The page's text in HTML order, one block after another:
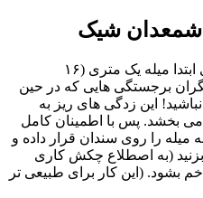
شیک
برای شروع ساخت شمعدان فلزی ابتدا میله یک متری (۱۶
برجستگی هایی که در حین
این زدگی های ریز به
بخشد. پس با اطمینان کامل
میله را روی سندان قرار داده و
(به اصطلاع چکش کاری
بشود. (این کار برای طبیعی تر